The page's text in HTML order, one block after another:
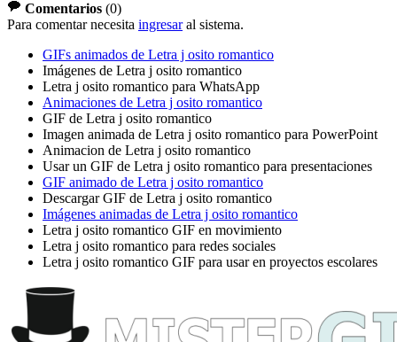
Comentarios (0)
Para comentar necesita ingresaral sistema.
GIFs animados de Letra j osito romantico
Imágenes de Letra j osito romantico
Letra j osito romantico para WhatsApp
Animaciones de Letra j osito romantico
GIF de Letra j osito romantico
Imagen animada de Letra j osito romantico para PowerPoint
Animacion de Letra j osito romantico
Usar un GIF de Letra j osito romantico para presentaciones
GIF animado de Letra j osito romantico
Descargar GIF de Letra j osito romantico
Imágenes animadas de Letra j osito romantico
Letra j osito romantico GIF en movimiento
Letra j osito romantico para redes sociales
Letra j osito romantico GIF para usar en proyectos escolares